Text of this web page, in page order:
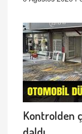
Kontrolden